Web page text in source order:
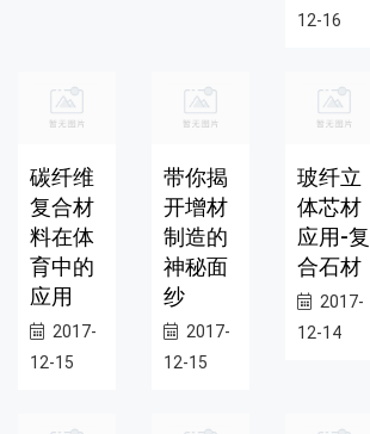
12-16
碳纤维
复合材
料在体
育中的
应用
2017-
12-15
带你揭
开增材
制造的
神秘面
纱
2017-
12-15
玻纤立
体芯材
应用-复
合石材
2017-
12-14